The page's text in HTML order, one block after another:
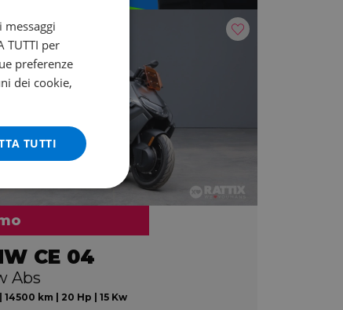
CE 04
Abs
14500 km | 20 Hp | 15 Kw
TUTTI per
preferenze
dei cookie,
TUTTI